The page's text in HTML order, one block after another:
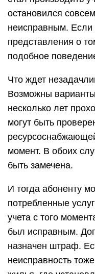
остановился
неисправным. Если
представления о
подобное
Что ждет
Возможны
несколько лет
могут быть
момент. В обоих
быть замечена.
И тогда абоненту
потребленные
учета с того
был исправным.
назначен штраф.
неисправность